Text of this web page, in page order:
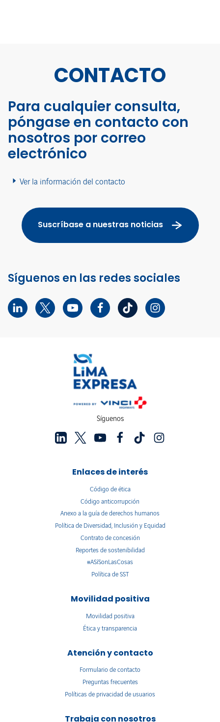
CONTACTO
Para cualquier consulta,
póngase en contacto con
nosotros por correo
electrónico
Ver la información del contacto
Suscríbase a nuestras noticias
Síguenos en las redes sociales
Síguenos
Enlaces de interés
Código de ética
Código anticorrupción
Anexo a la guía de derechos humanos
Política de Diversidad, Inclusión y Equidad
Contrato de concesión
Reportes de sostenibilidad
#ASíSonLasCosas
Política de SST
Movilidad positiva
Movilidad positiva
Ética y transparencia
Atención y contacto
Formulario de contacto
Preguntas frecuentes
Políticas de privacidad de usuarios
Trabaja con nosotros